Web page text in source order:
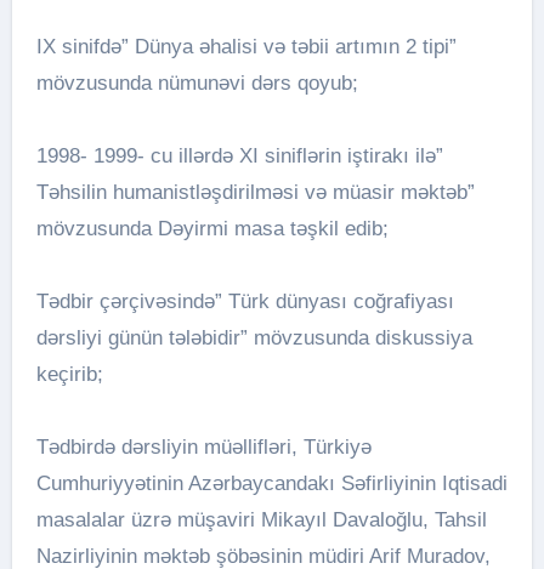
IX sinifdə” Dünya əhalisi və təbii artımın 2 tipi”
mövzusunda nümunəvi dərs qoyub;
1998- 1999- cu illərdə XI siniflərin iştirakı ilə”
Təhsilin humanistləşdirilməsi və müasir məktəb”
mövzusunda Dəyirmi masa təşkil edib;
Tədbir çərçivəsində” Türk dünyası coğrafiyası
dərsliyi günün tələbidir” mövzusunda diskussiya
keçirib;
Tədbirdə dərsliyin müəllifləri, Türkiyə
Cumhuriyyətinin Azərbaycandakı Səfirliyinin Iqtisadi
masalalar üzrə müşaviri Mikayıl Davaloğlu, Tahsil
Nazirliyinin məktəb şöbəsinin müdiri Arif Muradov,